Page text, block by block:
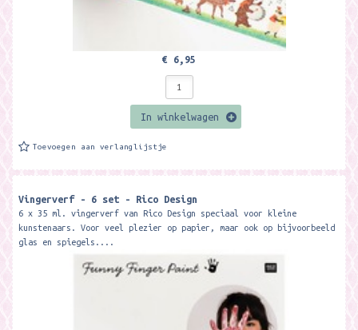
€ 6,95
In winkelwagen
Toevoegen aan verlanglijstje
Vingerverf - 6 set - Rico Design
6 x 35 ml. vingerverf van Rico Design speciaal voor kleine
kunstenaars. Voor veel plezier op papier, maar ook op bijvoorbeeld
glas en spiegels....